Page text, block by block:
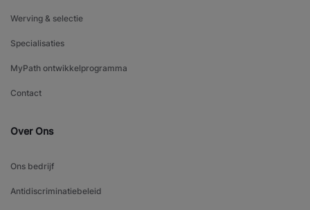
Werving & selectie
Specialisaties
MyPath ontwikkelprogramma
Contact
Over Ons
Ons bedrijf
Antidiscriminatiebeleid